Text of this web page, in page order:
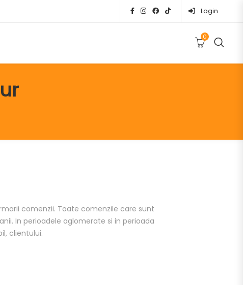
Login
0
comenzii. Toate comenzile care sunt
In perioadele aglomerate si in perioada
clientului.